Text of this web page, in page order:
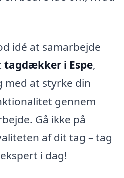
idé at samarbejde
tagdækker i Espe,
med at styrke din
gennem
Gå ikke på
af dit tag – tag
i dag!